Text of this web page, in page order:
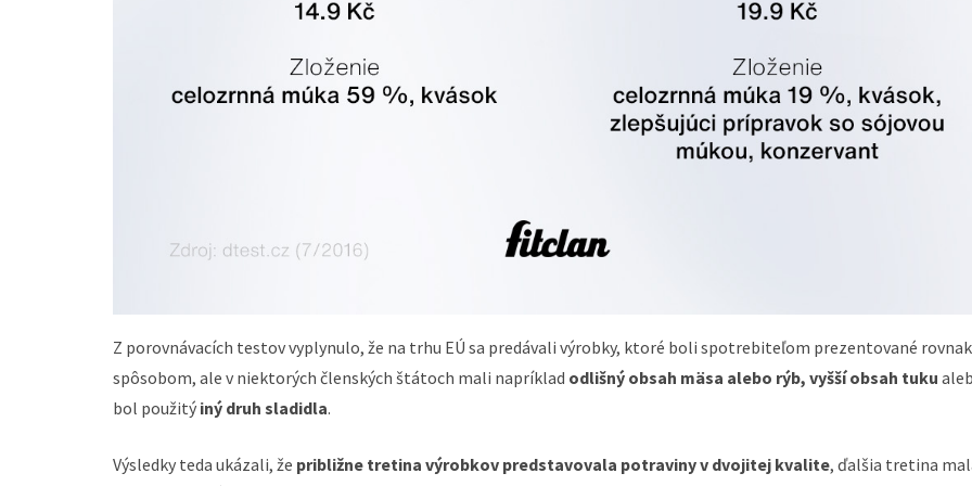
Z porovnávacích testov vyplynulo, že na trhu EÚ sa predávali výrobky, ktoré boli spotrebiteľom prezentované
spôsobom, ale v niektorých členských štátoch mali napríklad odlišný obsah mäsa alebo rýb, vyšší obsah tuku
bol použitý iný druh sladidla.
Výsledky teda ukázali, že približne tretina výrobkov predstavovala potraviny v dvojitej kvalite, ďalšia tretina